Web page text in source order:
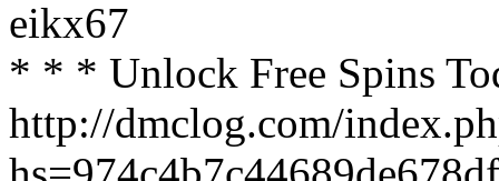
eikx67
* * * Unlock Free Spins
http://dmclog.com/